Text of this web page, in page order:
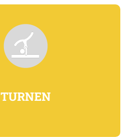
TURNEN